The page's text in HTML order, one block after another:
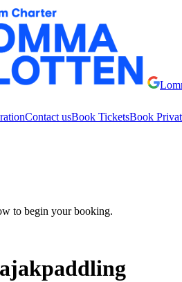
Contact usBook TicketsBook
to begin your booking.